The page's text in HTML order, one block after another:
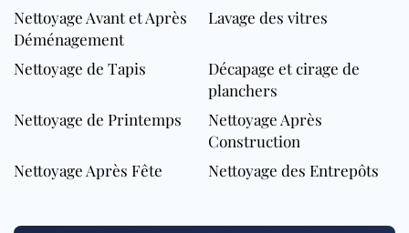
Nettoyage Avant et Après
Déménagement
Lavage des vitres
Nettoyage de Tapis
Décapage et cirage de
planchers
Nettoyage de Printemps
Nettoyage Après
Construction
Nettoyage Après Fête
Nettoyage des Entrepôts